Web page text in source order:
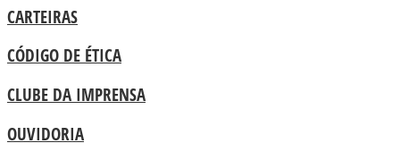
CARTEIRAS
CÓDIGO DE ÉTICA
CLUBE DA IMPRENSA
OUVIDORIA